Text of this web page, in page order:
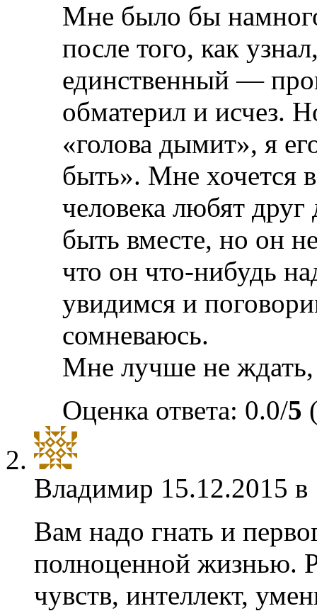
Мне было бы
после того, как
единственный —
обматерил и исчез.
«голова дымит», я
быть». Мне хочется в
человека любят
быть вместе, но он
что он что-нибудь
увидимся и
сомневаюсь.
Мне лучше не ждать,
Оценка ответа: 0.0/5
Владимир 15.12.2015
Вам надо гнать и
полноценной жизнью.
чувств, интеллект,